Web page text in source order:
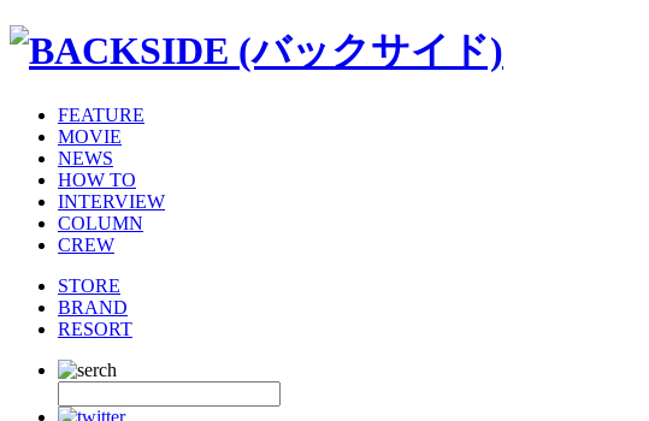
FEATURE
MOVIE
NEWS
HOW TO
INTERVIEW
COLUMN
CREW
STORE
BRAND
RESORT